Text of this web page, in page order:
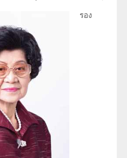
ตรนี้ได้ปิดทำการเรียนการสอนแล้ว)
ยา
รอง